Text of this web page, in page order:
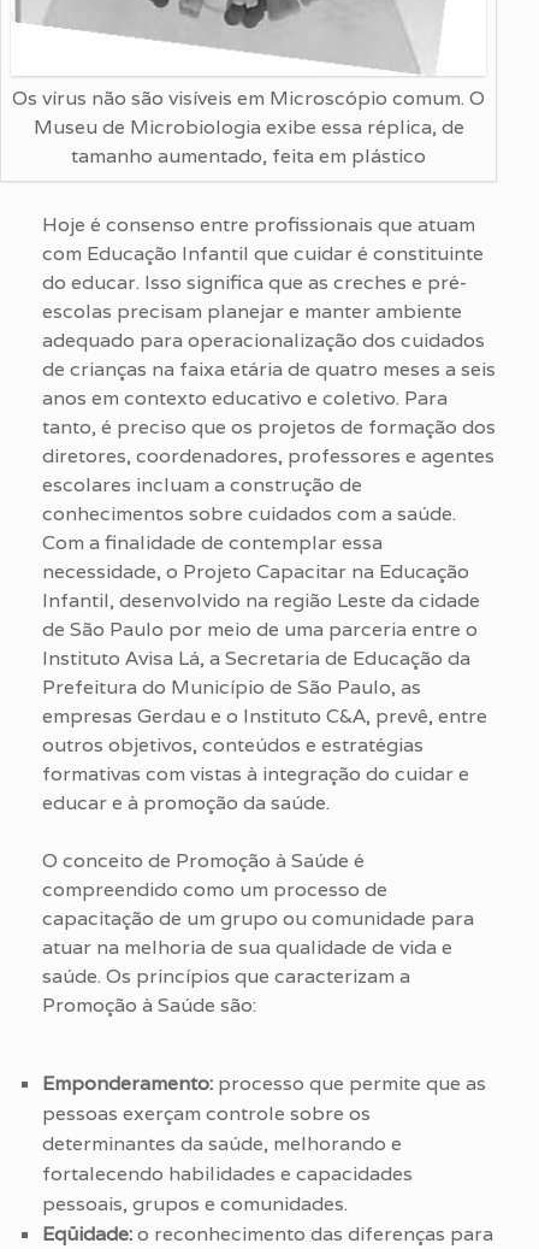
Os vírus não são visíveis em Microscópio comum. O
Museu de Microbiologia exibe essa réplica, de
tamanho aumentado, feita em plástico
Hoje é consenso entre profissionais que atuam
com Educação Infantil que cuidar é constituinte
do educar. Isso significa que as creches e pré-
escolas precisam planejar e manter ambiente
adequado para operacionalização dos cuidados
de crianças na faixa etária de quatro meses a seis
anos em contexto educativo e coletivo. Para
tanto, é preciso que os projetos de formação dos
diretores, coordenadores, professores e agentes
escolares incluam a construção de
conhecimentos sobre cuidados com a saúde.
Com a finalidade de contemplar essa
necessidade, o Projeto Capacitar na Educação
Infantil, desenvolvido na região Leste da cidade
de São Paulo por meio de uma parceria entre o
Instituto Avisa Lá, a Secretaria de Educação da
Prefeitura do Município de São Paulo, as
empresas Gerdau e o Instituto C&A, prevê, entre
outros objetivos, conteúdos e estratégias
formativas com vistas à integração do cuidar e
educar e à promoção da saúde.
O conceito de Promoção à Saúde é
compreendido como um processo de
capacitação de um grupo ou comunidade para
atuar na melhoria de sua qualidade de vida e
saúde. Os princípios que caracterizam a
Promoção à Saúde são:
Emponderamento: processo que permite que as
pessoas exerçam controle sobre os
determinantes da saúde, melhorando e
fortalecendo habilidades e capacidades
pessoais, grupos e comunidades.
Eqüidade:o reconhecimento das diferenças para